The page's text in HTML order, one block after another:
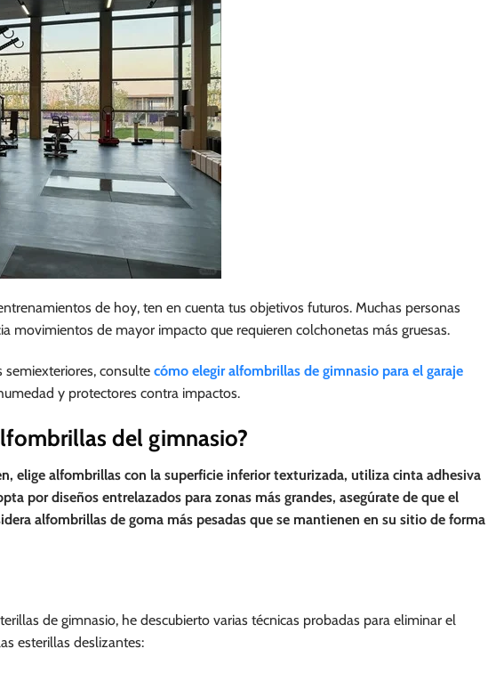
de hoy, ten en cuenta tus objetivos futuros. Muchas personas
movimientos de mayor impacto que requieren colchonetas más gruesas.
semiexteriores, consulte cómo elegir alfombrillas de gimnasio para el garaje
y protectores contra impactos.
del gimnasio?
elige alfombrillas con la superficie inferior texturizada, utiliza cinta adhesiva
por diseños entrelazados para zonas más grandes, asegúrate de que el
alfombrillas de goma más pesadas que se mantienen en su sitio de forma
de gimnasio, he descubierto varias técnicas probadas para eliminar el
esterillas deslizantes: